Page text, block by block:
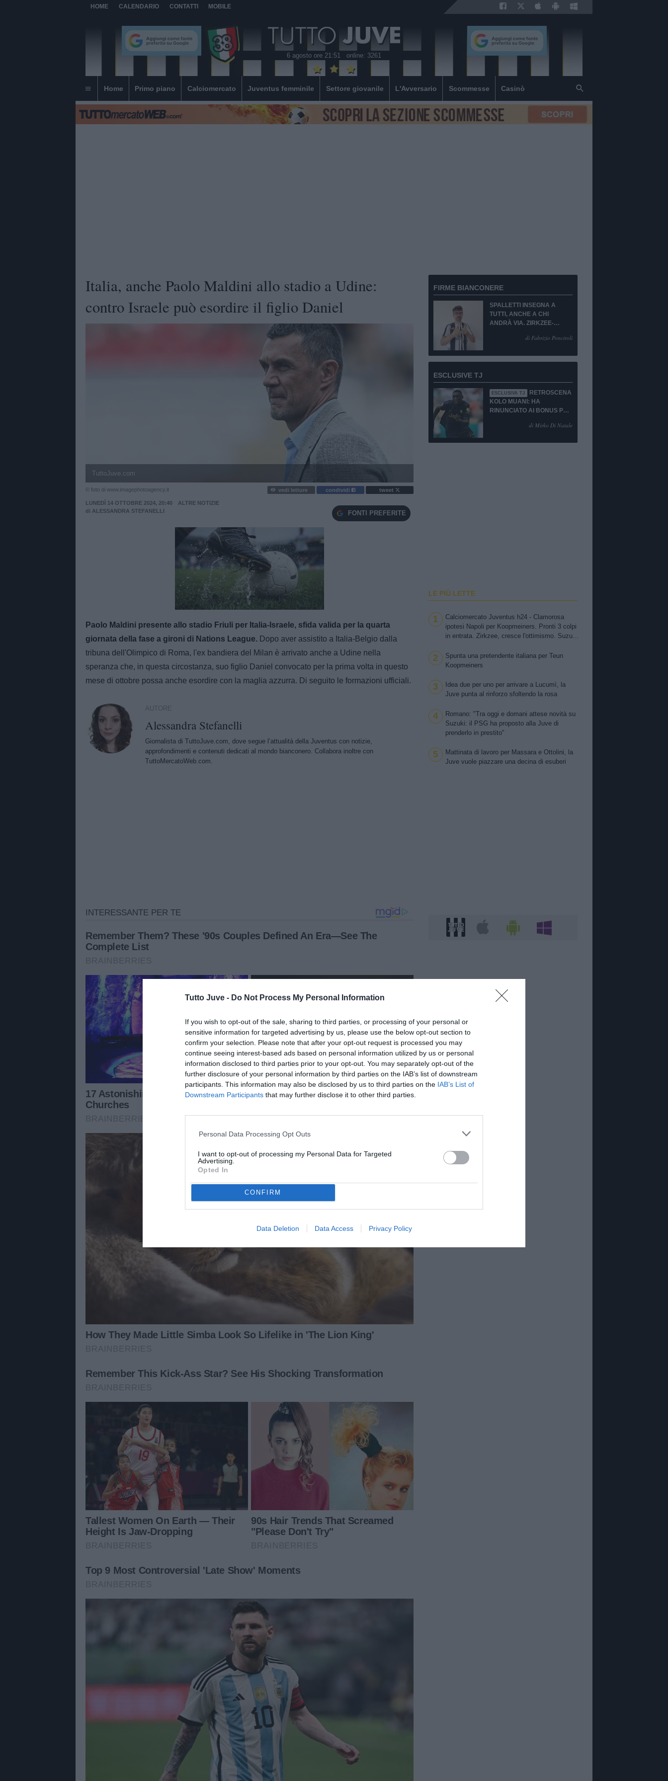
Tutto Juve - Do Not Process My Personal Information
If you wish to opt-out of the sale, sharing to third parties, or processing of your personal or
sensitive information for targeted advertising by us, please use the below opt-out section to
confirm your selection. Please note that after your opt-out request is processed you may
continue seeing interest-based ads based on personal information utilized by us or personal
information disclosed to third parties prior to your opt-out. You may separately opt-out of the
further disclosure of your personal information by third parties on the IAB’s list of downstream
participants. This information may also be disclosed by us to third parties on the IAB’s List of
Downstream Participants that may further disclose it to other third parties.
Personal Data Processing Opt Outs
I want to opt-out of processing my Personal Data for Targeted
Advertising.
Opted In
CONFIRM
Data Deletion Data Access Privacy Policy
HOME CALENDARIO CONTATTI MOBILE
6 agosto ore 21:51 online: 3261
Home Primo piano Calciomercato Juventus femminile Settore giovanile L'Avversario Scommesse Casinò
Italia, anche Paolo Maldini allo stadio a Udine:
contro Israele può esordire il figlio Daniel
TuttoJuve.com
© foto di www.imagephotoagency.it vedi letture condividi tweet
LUNEDÌ 14 OTTOBRE 2024, 20:40
ALTRE NOTIZIE
di ALESSANDRA STEFANELLI FONTI PREFERITE
Unmute
Loaded
100.00%
Paolo Maldini presente allo stadio Friuli per Italia-Israele, sfida valida per la quarta
giornata della fase a gironi di Nations League. Dopo aver assistito a Italia-Belgio dalla
tribuna dell'Olimpico di Roma, l'ex bandiera del Milan è arrivato anche a Udine nella
speranza che, in questa circostanza, suo figlio Daniel convocato per la prima volta in questo
mese di ottobre possa anche esordire con la maglia azzurra. Di seguito le formazioni ufficiali.
AUTORE
Alessandra Stefanelli
Giornalista di TuttoJuve.com, dove segue l’attualità della Juventus con notizie,
approfondimenti e contenuti dedicati al mondo bianconero. Collabora inoltre con
TuttoMercatoWeb.com.
FIRME BIANCONERE
SPALLETTI INSEGNA A
TUTTI, ANCHE A CHI
ANDRÀ VIA. ZIRKZEE-
di Fabrizio Ponciroli
ESCLUSIVE TJ
ESCLUSIVA TJ
RETROSCENA
KOLO MUANI: HA
RINUNCIATO AI BONUS PUR
di Mirko Di Natale
LE PIÙ LETTE
1
Calciomercato Juventus h24 - Clamorosa
ipotesi Napoli per Koopmeiners. Pronti 3 colpi
in entrata. Zirkzee, cresce l'ottimismo. Suzuki,
Kessiè? Cambiaso, futuro incerto. Nico-Inter,
pista fredda
2
Spunta una pretendente italiana per Teun
Koopmeiners
3
Idea due per uno per arrivare a Lucumì, la
Juve punta al rinforzo sfoltendo la rosa
4
Romano: "Tra oggi e domani attese novità su
Suzuki: il PSG ha proposto alla Juve di
prenderlo in prestito"
5
Mattinata di lavoro per Massara e Ottolini, la
Juve vuole piazzare una decina di esuberi